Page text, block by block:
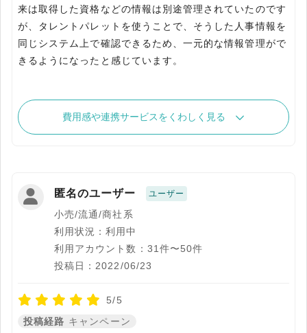
来は取得した資格などの情報は別途管理されていたのです
が、タレントパレットを使うことで、そうした人事情報を
同じシステム上で確認できるため、一元的な情報管理がで
きるようになったと感じています。
費用感や連携サービスをくわしく見る
匿名のユーザー ユーザー
小売/流通/商社系
利用状況：利用中
利用アカウント数：31件〜50件
投稿日：2022/06/23
5/5
投稿経路 キャンペーン